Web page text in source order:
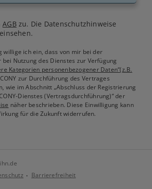
AGB zu. Die Datenschutzhinweise
willige ich ein, dass von mir bei der
Nutzung des Dienstes zur Verfügung
Kategorien personenbezogener Daten“(z.B.
zur Durchführung des Vertrages
wie im Abschnitt „Abschluss der Registrierung
Dienstes (Vertragsdurchführung)“ der
näher beschrieben. Diese Einwilligung kann
für die Zukunft widerrufen.
Barrierefreiheit